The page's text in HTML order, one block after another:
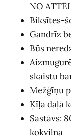
NO
Biksītes-
Gandrīz
Būs
skaistu
Mežģīņu
Ķīļa daļā
Sastāvs:
kokvilna